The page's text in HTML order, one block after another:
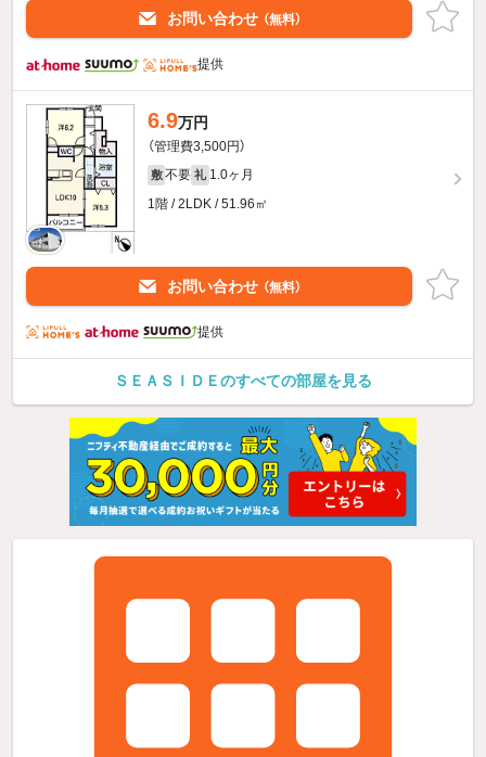
お問い合わせ （無料）
提供
6.9万円
（管理費3,500円）
敷 不要 礼 1.0ヶ月
1階 / 2LDK / 51.96㎡
お問い合わせ （無料）
提供
ＳＥＡＳＩＤＥのすべての部屋を見る